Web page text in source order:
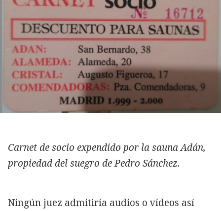
Carnet de socio expendido por la sauna Adán,
propiedad del suegro de Pedro Sánchez.
Ningún juez admitiría audios o vídeos así